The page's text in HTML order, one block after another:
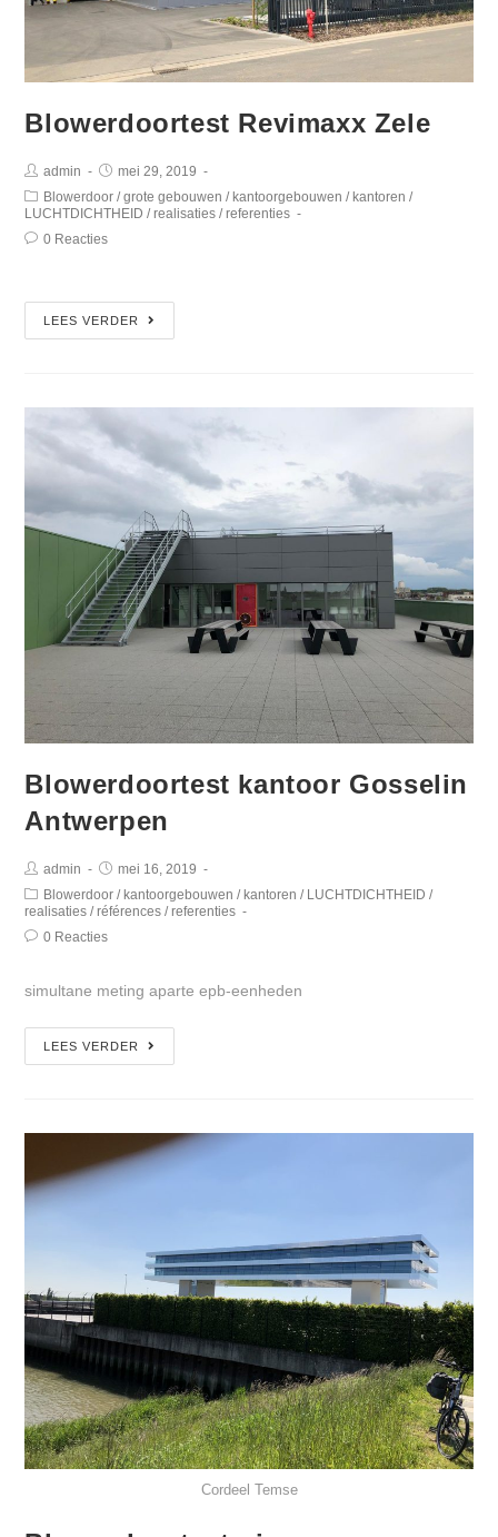
Blowerdoortest Revimaxx Zele
admin
mei 29, 2019
Blowerdoor / grote gebouwen / kantoorgebouwen / kantoren /
LUCHTDICHTHEID / realisaties / referenties
0 Reacties
LEES VERDER
Blowerdoortest kantoor Gosselin
Antwerpen
admin
mei 16, 2019
Blowerdoor / kantoorgebouwen / kantoren / LUCHTDICHTHEID /
realisaties / références / referenties
0 Reacties
simultane meting aparte epb-eenheden
LEES VERDER
Cordeel Temse